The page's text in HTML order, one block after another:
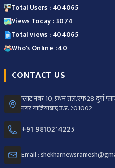
Total Users : 404065
Views Today : 3074
Total views : 404065
Who's Online : 40
CONTACT US
प्लाट नंबर 10, प्रथम तल.एफ 28 दुर्गा
नगर ग़ाज़ियाबाद उ.प्र. 201002
+91 9810214225
Email :